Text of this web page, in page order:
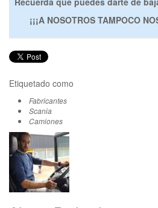
¡¡¡A NOSOTROS TAMPOCO
Etiquetado como
Fabricantes
Scania
Camiones